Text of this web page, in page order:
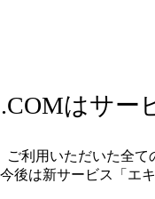
はサー
ご利用いただいた全て
今後は新サービス「エ